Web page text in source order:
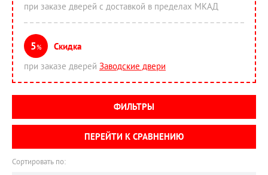
Сортировать по:
при заказе дверей с доставкой в пределах МКАД
5%
Скидка
при заказе дверей Заводские двери
ФИЛЬТРЫ
ПЕРЕЙТИ К СРАВНЕНИЮ